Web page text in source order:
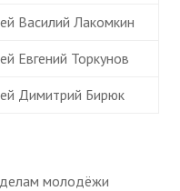
Василий Лакомкин
Евгений Торкунов
Димитрий Бирюк
молодёжи